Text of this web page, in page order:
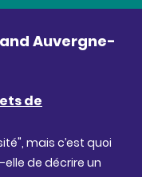
Auvergne-
de
mais c’est quoi
de décrire un